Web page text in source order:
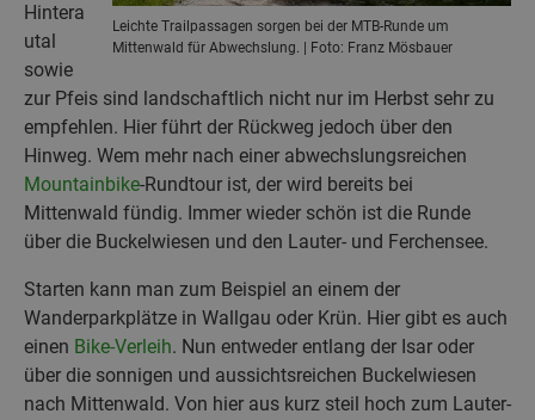
Leichte Trailpassagen sorgen bei der MTB-Runde um
Mittenwald für Abwechslung. | Foto: Franz Mösbauer
Hintera
utal
sowie
zur Pfeis sind landschaftlich nicht nur im Herbst sehr zu
empfehlen. Hier führt der Rückweg jedoch über den
Hinweg. Wem mehr nach einer abwechslungsreichen
Mountainbike-Rundtour ist, der wird bereits bei
Mittenwald fündig. Immer wieder schön ist die Runde
über die Buckelwiesen und den Lauter- und Ferchensee.
Starten kann man zum Beispiel an einem der
Wanderparkplätze in Wallgau oder Krün. Hier gibt es auch
einen Bike-Verleih. Nun entweder entlang der Isar oder
über die sonnigen und aussichtsreichen Buckelwiesen
nach Mittenwald. Von hier aus kurz steil hoch zum Lauter-